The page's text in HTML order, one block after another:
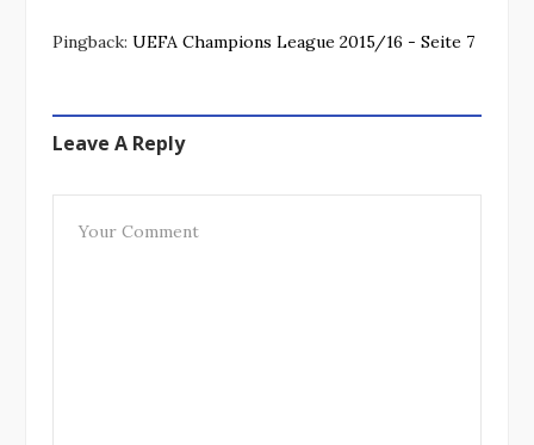
Pingback: UEFA Champions League 2015/16 - Seite 7
Leave A Reply